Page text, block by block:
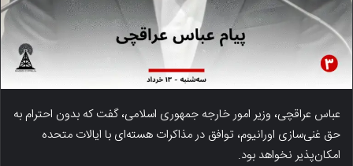
عباس عراقچی، وزیر امور خارجه جمهوری اسلامی، گفت که بدون احترام به
حق غنی‌سازی اورانیوم، توافق در مذاکرات هسته‌ای با ایالات متحده
امکان‌پذیر نخواهد بود.